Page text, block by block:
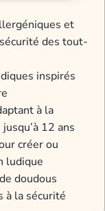
et
des tout-
inspirés
à la
12 ans
créer ou
ludique
doudous
à la sécurité